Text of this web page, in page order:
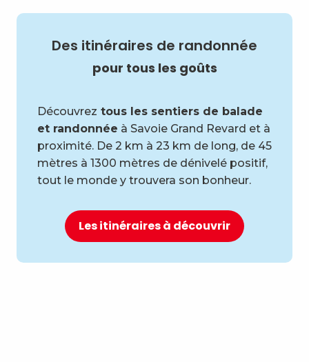
Des itinéraires de randonnée
pour tous les goûts
Découvrez tous les sentiers de balade
et randonnée à Savoie Grand Revard et à
proximité. De 2 km à 23 km de long, de 45
mètres à 1300 mètres de dénivelé positif,
tout le monde y trouvera son bonheur.
Les itinéraires à découvrir